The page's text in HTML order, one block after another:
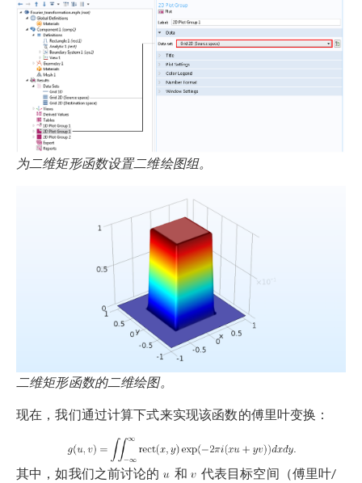
为二维矩形函数设置二维绘图组。
二维矩形函数的二维绘图。
现在，我们通过计算下式来实现该函数的傅里叶变换：
其中，如我们之前讨论的 和
代表目标空间（傅里叶/